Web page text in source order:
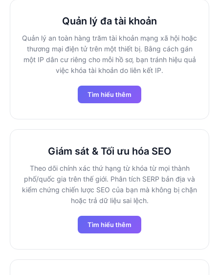
Quản lý đa tài khoản
Quản lý an toàn hàng trăm tài khoản mạng xã hội hoặc
thương mại điện tử trên một thiết bị. Bằng cách gán
một IP dân cư riêng cho mỗi hồ sơ, bạn tránh hiệu quả
việc khóa tài khoản do liên kết IP.
Tìm hiểu thêm
Giám sát & Tối ưu hóa SEO
Theo dõi chính xác thứ hạng từ khóa từ mọi thành
phố/quốc gia trên thế giới. Phân tích SERP bản địa và
kiểm chứng chiến lược SEO của bạn mà không bị chặn
hoặc trả dữ liệu sai lệch.
Tìm hiểu thêm